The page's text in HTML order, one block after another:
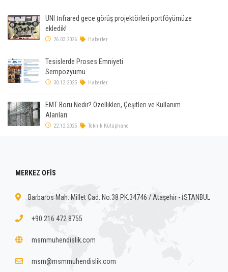
UNI İnfrared gece görüş projektörleri portföyümüze
ekledik!
26.03.2026 Haberler
Tesislerde Proses Emniyeti
Sempozyumu
30.12.2025 Haberler
EMT Boru Nedir? Özellikleri, Çeşitleri ve Kullanım
Alanları
22.12.2025 Teknik Kütüphane
MERKEZ OFİS
Barbaros Mah. Millet Cad. No:38 PK.34746 / Ataşehir - İSTANBUL
+90 216 472 8755
msmmuhendislik.com
msm@msmmuhendislik.com